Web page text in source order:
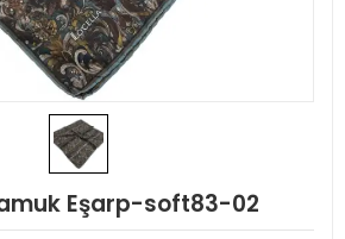
Eşarp-soft83-02